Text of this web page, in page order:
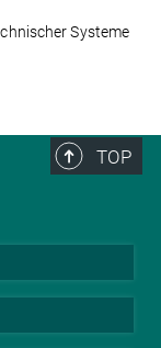
Systeme
TOP